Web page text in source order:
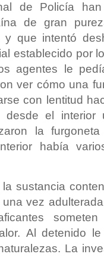
de Policía
de gran
y que intentó
establecido por
agentes le
ver cómo una
con lentitud
el
la
había
sustancia
vez
Al detenido le
La